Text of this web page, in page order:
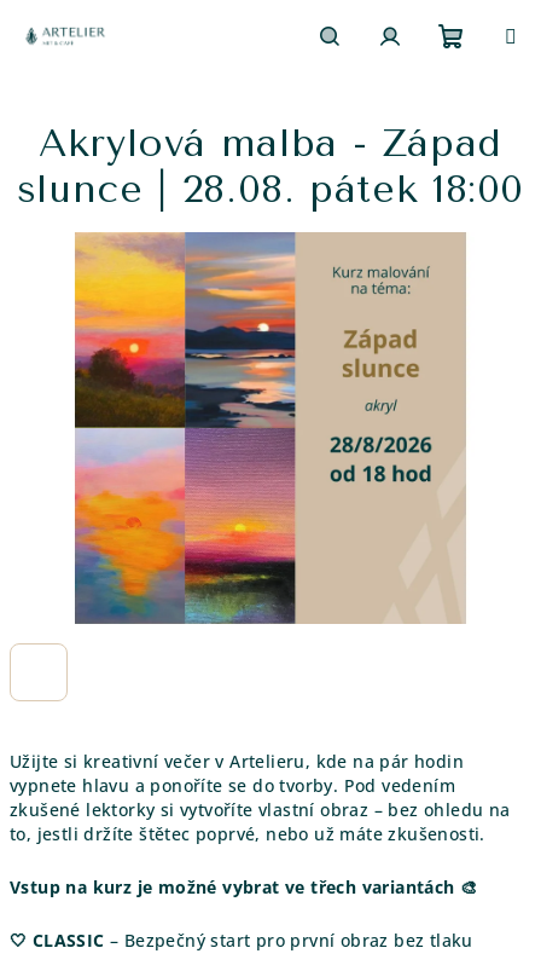
košík
Užijte si kreativní večer v Artelieru, kde na pár hodin
vypnete hlavu a ponoříte se do tvorby. Pod vedením
zkušené lektorky si vytvoříte vlastní obraz – bez ohledu na
to, jestli držíte štětec poprvé, nebo už máte zkušenosti.
Vstup na kurz je možné vybrat ve třech variantách 🎨
🤍 CLASSIC – Bezpečný start pro první obraz bez tlaku
Akrylová malba - Západ
slunce | 28.08. pátek 18:00